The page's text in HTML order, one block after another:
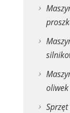
oliwek